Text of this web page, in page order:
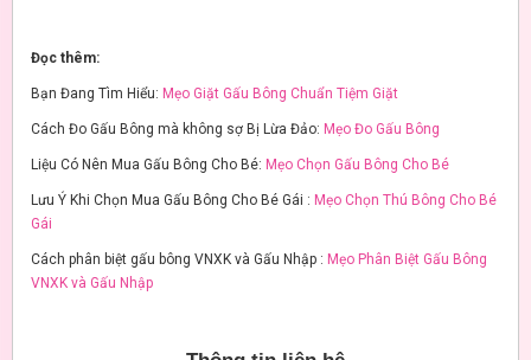
Đọc thêm:
Bạn Đang Tìm Hiểu: Mẹo Giặt Gấu Bông Chuẩn Tiệm Giặt
Cách Đo Gấu Bông mà không sợ Bị Lừa Đảo: Mẹo Đo Gấu Bông
Liệu Có Nên Mua Gấu Bông Cho Bé: Mẹo Chọn Gấu Bông Cho Bé
Lưu Ý Khi Chọn Mua Gấu Bông Cho Bé Gái : Mẹo Chọn Thú Bông Cho Bé
Gái
Cách phân biệt gấu bông VNXK và Gấu Nhập : Mẹo Phân Biệt Gấu Bông
VNXK và Gấu Nhập